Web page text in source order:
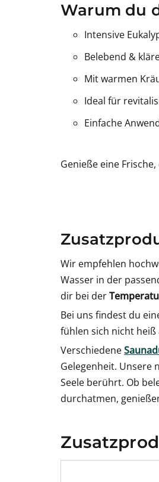
Warum du
Intensive
Belebend &
Mit warmen
Ideal für
Einfache
Genieße eine
Wir empfehlen
Wasser in der
dir bei der
Bei uns findest du
fühlen sich nicht heiß
Verschiedene
Gelegenheit. Unsere
Seele berührt. Ob
durchatmen,